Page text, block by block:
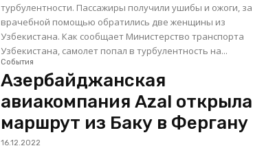
турбулентности. Пассажиры получили ушибы и ожоги, за
врачебной помощью обратились две женщины из
Узбекистана. Как сообщает Министерство транспорта
Узбекистана, самолет попал в турбулентность на...
События
Азербайджанская
авиакомпания Azal открыла
маршрут из Баку в Фергану
16.12.2022